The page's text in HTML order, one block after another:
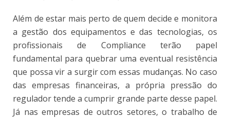
Além de estar mais perto de quem decide e monitora
a gestão dos equipamentos e das tecnologias, os
profissionais de Compliance terão papel
fundamental para quebrar uma eventual resistência
que possa vir a surgir com essas mudanças. No caso
das empresas financeiras, a própria pressão do
regulador tende a cumprir grande parte desse papel.
Já nas empresas de outros setores, o trabalho de